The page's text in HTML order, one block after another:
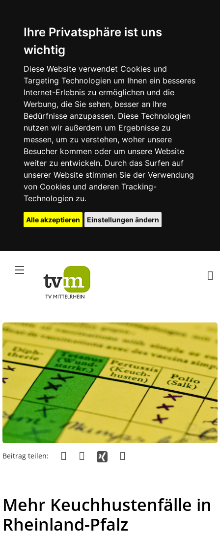
Ihre Privatsphäre ist uns
wichtig
Diese Website verwendet Cookies und
Targeting Technologien um Ihnen ein besseres
Internet-Erlebnis zu ermöglichen und die
Werbung, die Sie sehen, besser an Ihre
Bedürfnisse anzupassen. Diese Technologien
nutzen wir außerdem um Ergebnisse zu
messen, um zu verstehen, woher unsere
Besucher kommen oder um unsere Website
weiter zu entwickeln. Durch das Surfen auf
unserer Website stimmen Sie der Verwendung
von Cookies und anderen Tracking-
Technologien zu.
Alle akzeptieren Einstellungen ändern
Beitrag teilen:
Mehr Keuchhustenfälle in
Rheinland-Pfalz